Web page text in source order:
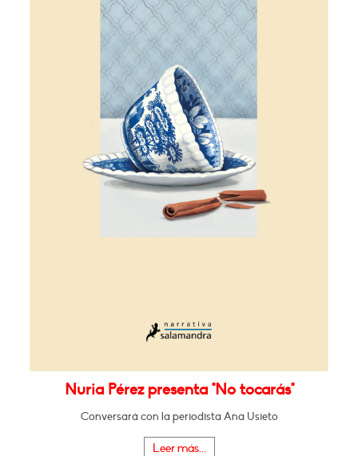
Nuria Pérez presenta "No tocarás"
Conversará con la periodista Ana Usieto
Leer más...